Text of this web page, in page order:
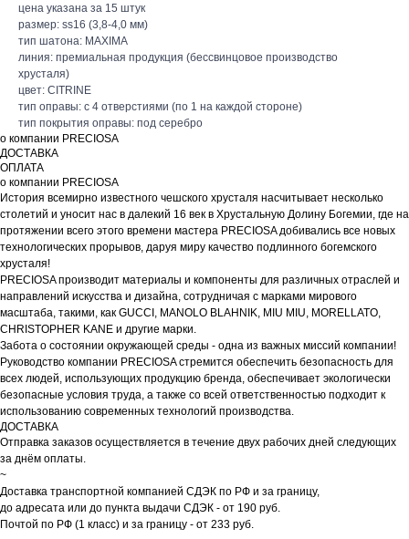
цена указана за 15 штук
размер: ss16 (3,8-4,0 мм)
тип шатона: MAXIMA
линия: премиальная продукция (бессвинцовое производство
хрусталя)
цвет: CITRINE
тип оправы: с 4 отверстиями (по 1 на каждой стороне)
тип покрытия оправы: под серебро
о компании PRECIOSA
ДОСТАВКА
ОПЛАТА
о компании PRECIOSA
История всемирно известного чешского хрусталя насчитывает несколько
столетий и уносит нас в далекий 16 век в Хрустальную Долину Богемии, где на
протяжении всего этого времени мастера PRECIOSA добивались все новых
технологических прорывов, даруя миру качество подлинного богемского
хрусталя!
PRECIOSA производит материалы и компоненты для различных отраслей и
направлений искусства и дизайна, сотрудничая с марками мирового
масштаба, такими, как GUCCI, MANOLO BLAHNIK, MIU MIU, MORELLATO,
CHRISTOPHER KANE и другие марки.
Забота о состоянии окружающей среды - одна из важных миссий компании!
Руководство компании PRECIOSA стремится обеспечить безопасность для
всех людей, использующих продукцию бренда, обеспечивает экологически
безопасные условия труда, а также со всей ответственностью подходит к
использованию современных технологий производства.
ДОСТАВКА
Отправка заказов осуществляется в течение двух рабочих дней следующих
за днём оплаты.
~
Доставка транспортной компанией СДЭК по РФ и за границу,
до адресата или до пункта выдачи СДЭК - от 190 руб.
Почтой по РФ (1 класс) и за границу - от 233 руб.